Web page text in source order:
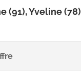
(91), Yveline (78)